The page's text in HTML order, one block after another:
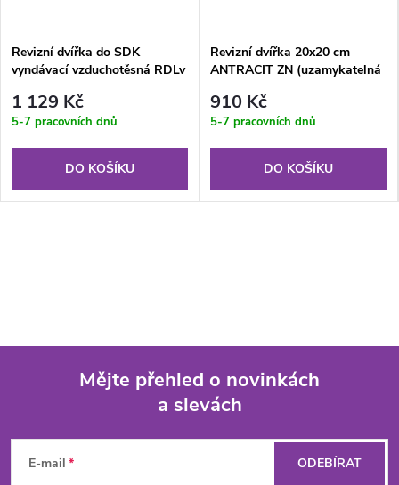
Revizní dvířka do SDK
vyndávací vzduchotěsná RDLv
1 129 Kč
5-7 pracovních dnů
DO KOŠÍKU
Revizní dvířka 20x20 cm
ANTRACIT ZN (uzamykatelná
910 Kč
5-7 pracovních dnů
DO KOŠÍKU
Mějte přehled o novinkách
a slevách
E-mail ODEBÍRAT